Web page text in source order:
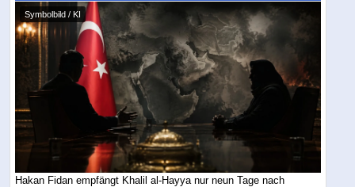
Symbolbild / KI
Hakan Fidan empfängt Khalil al-Hayya nur neun Tage nach